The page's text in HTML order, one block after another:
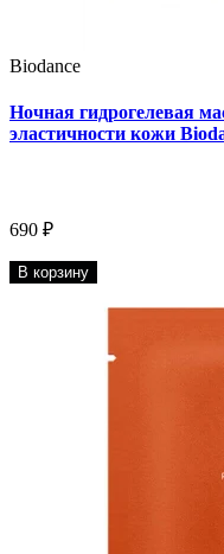
Biodance
Ночная гидрогелевая
эластичности кожи
690 ₽
В корзину